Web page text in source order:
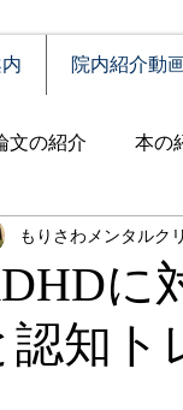
院内紹介動
文の紹介 本の
報告 発達障害
存（乱用）
に
認知ト
もりさわメンタルク